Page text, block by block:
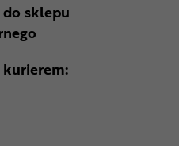
sklepu
kurierem: